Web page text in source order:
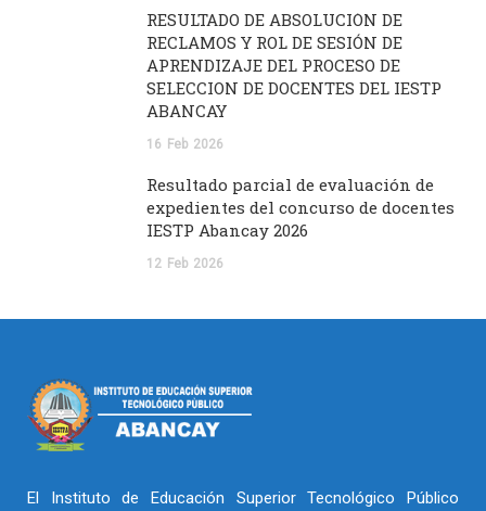
RESULTADO DE ABSOLUCIÓN DE
RECLAMOS Y ROL DE SESIÓN DE
APRENDIZAJE DEL PROCESO DE
SELECCION DE DOCENTES DEL IESTP
ABANCAY
16 Feb 2026
Resultado parcial de evaluación de
expedientes del concurso de docentes
IESTP Abancay 2026
12 Feb 2026
El Instituto de Educación Superior Tecnológico Público